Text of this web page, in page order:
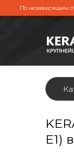
По независящим
E1)